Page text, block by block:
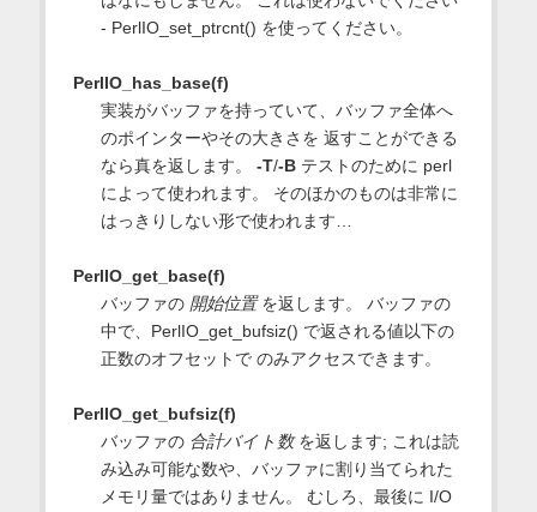
- PerlIO_set_ptrcnt() を使ってください。
PerlIO_has_base(f)
実装がバッファを持っていて、バッファ全体へ
のポインターやその大きさを 返すことができる
なら真を返します。 -T/-Bテストのために perl
によって使われます。 そのほかのものは非常に
はっきりしない形で使われます…
PerlIO_get_base(f)
バッファの 開始位置を返します。 バッファの
中で、PerlIO_get_bufsiz() で返される値以下の
正数のオフセットで のみアクセスできます。
PerlIO_get_bufsiz(f)
バッファの 合計バイト数を返します; これは読
み込み可能な数や、バッファに割り当てられた
メモリ量ではありません。 むしろ、最後に I/O